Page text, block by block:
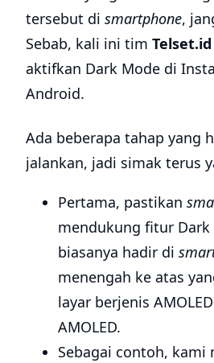
tersebut di smartphone,
Sebab, kali ini tim Telset.id
aktifkan Dark Mode di
Android.
Ada beberapa tahap yang
jalankan, jadi simak terus
Pertama, pastikan
mendukung fitur
biasanya hadir di
menengah ke atas
layar berjenis
AMOLED.
Sebagai contoh, kami